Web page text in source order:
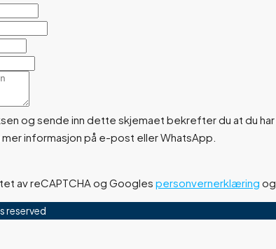
og sende inn dette skjemaet bekrefter du at du
informasjon på e-post eller WhatsApp.
av reCAPTCHA og Googles personvernerklæring og
reserved